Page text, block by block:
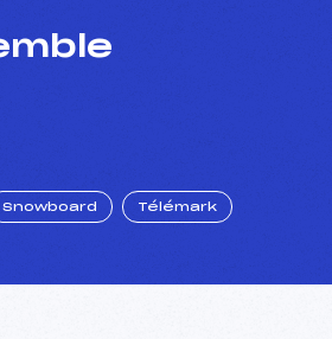
Snowboard Télémark